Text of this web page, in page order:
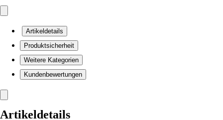
Artikeldetails
Produktsicherheit
Weitere Kategorien
Kundenbewertungen
Artikeldetails